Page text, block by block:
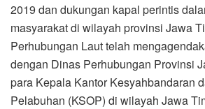
2019 dan dukungan kapal perintis
masyarakat di wilayah provinsi Jawa
Perhubungan Laut telah
dengan Dinas Perhubungan Provinsi
para Kepala Kantor Kesyahbandaran
Pelabuhan (KSOP) di wilayah Jawa